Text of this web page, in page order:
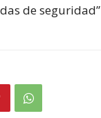
de